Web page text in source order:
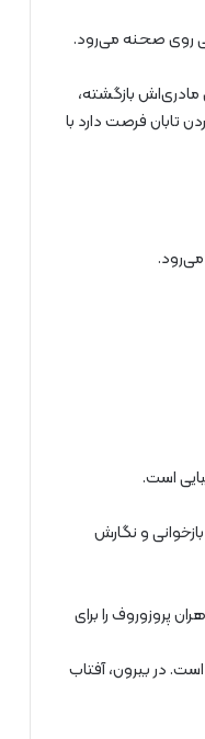
روی صحنه می‌رود.
بازگشته،
تابان فرصت دارد با
است.
و نگارش
پروزوروف را برای
در بیرون، آفتاب